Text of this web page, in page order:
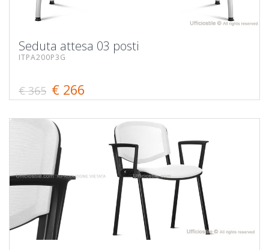
Seduta attesa 03 posti
ITPA200P3G
€ 365 € 266